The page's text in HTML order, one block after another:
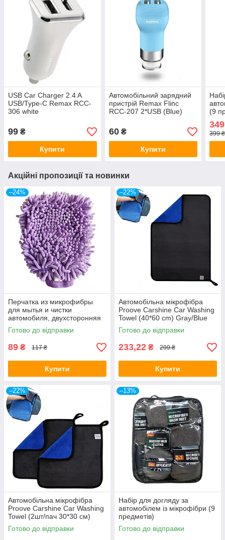
USB Car Charger 2.4 A
USB/Type-C Remax RCC-
306 white
99 ₴
Купити
Автомобільний зарядний
пристрій Remax Flinc
RCC-207 2*USB (Blue)
60₴
Купити
(9
349
399
Акційні пропозиції та новинки
–24%
Перчатка из микрофибры
для мытья и чистки
автомобиля, двухсторонняя
Готово до відправки
89 ₴ 117 ₴
Купити
–22%
Автомобільна мікрофібра
Proove Carshine Car Washing
Towel (40*60 cm) Gray/Blue
Готово до відправки
233,22 ₴ 299 ₴
Купити
–22%
Автомобільна мікрофібра
Proove Carshine Car Washing
Towel (2шт/пач 30*30 см)
Gray/Blue
Готово до відправки
–13%
Набір для догляду за
автомобілем із мікрофібри (9
предметів)
Готово до відправки